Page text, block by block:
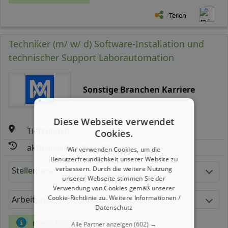
Teilen
Techniker (m/ w/ d) Software-Installation und
technischer Support Laborautomation
Sonstige Branchen Karriere
Tiefenbach
aktualisiert seit: 05.08.2026
Stellenbeschreibung:
Arbeitszeit Gehalt
mehr Details
Diese Webseite verwendet
Cookies.
Wir verwenden Cookies, um die
Benutzerfreundlichkeit unserer Website zu
verbessern. Durch die weitere Nutzung
unserer Webseite stimmen Sie der
Verwendung von Cookies gemäß unserer
Cookie-Richtlinie zu.Weitere Informationen /
Datenschutz
Alle Partner anzeigen(602) →